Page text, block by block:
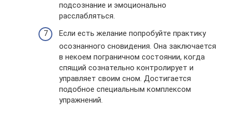
подсознание и эмоционально
расслабляться.
Если есть желание попробуйте практику
осознанного сновидения. Она заключается
в некоем пограничном состоянии, когда
спящий сознательно контролирует и
управляет своим сном. Достигается
подобное специальным комплексом
упражнений.